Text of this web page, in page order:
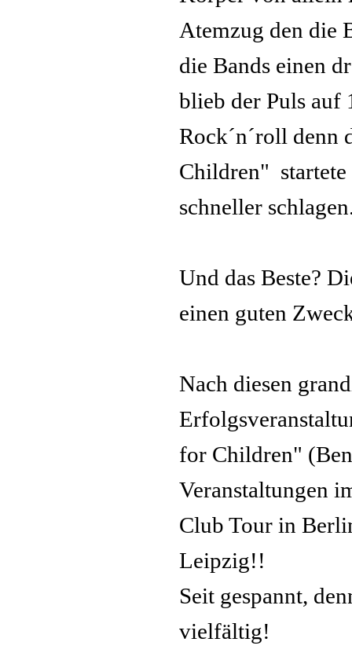
Atemzug den die
die Bands einen
blieb der Puls auf
Rock´n´roll denn
Children" startete
schneller
Und das Beste?
einen guten
Nach diesen
for Children"
Veranstaltungen
Club Tour in
Leipzig!!
Seit gespannt,
vielfältig!